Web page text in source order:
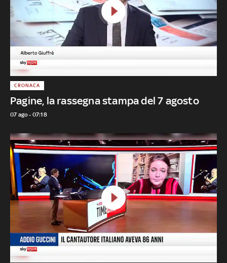
Pagine, la rassegna stampa del 7 agosto
CRONACA
07 ago - 07:18